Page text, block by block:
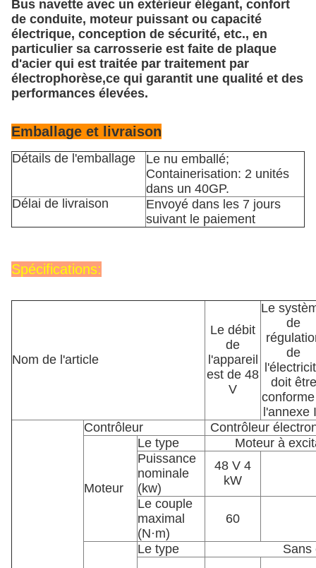
Bus navette avec un extérieur élégant, confort
de conduite, moteur puissant ou capacité
électrique, conception de sécurité, etc., en
particulier sa carrosserie est faite de plaque
d'acier qui est traitée par traitement par
électrophorèse,ce qui garantit une qualité et des
performances élevées.
Emballage et livraison
Détails de l'emballage
Le nu emballé;
Containerisation: 2 unités
dans un 40GP.
Délai de livraison
Envoyé dans les 7 jours
suivant le paiement
Spécifications:
Nom de l'article
Le débit
de
l'appareil
est de 48
V
Le
de
de
doit être
l'annexe
Contrôleur Contrôleur
Moteur
Le type
Moteur à
Puissance
nominale
(kw)
48 V 4
kW
Le couple
maximal
(N·m)
60
Le type Sans